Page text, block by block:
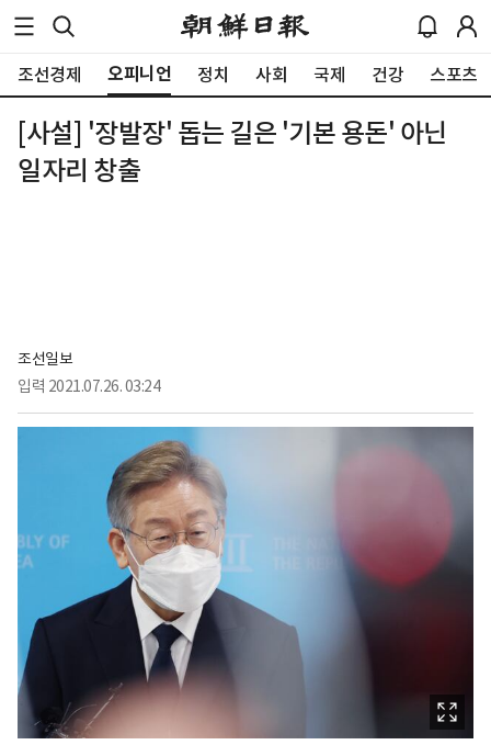
조선경제 오피니언 정치 사회 국제 건강 스포츠
[사설] '장발장' 돕는 길은 '기본 용돈' 아닌
일자리 창출
조선일보
입력 2021.07.26. 03:24